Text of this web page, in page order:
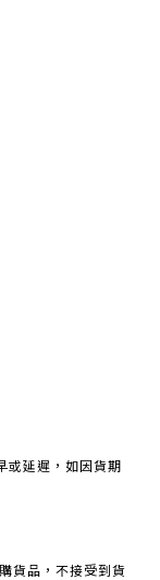
或延遲，如因貨期
貨品，不接受到貨